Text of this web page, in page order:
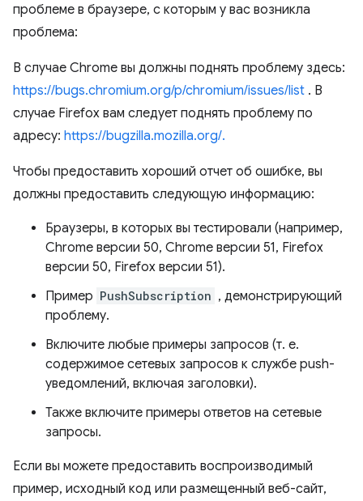
проблеме в браузере, с которым у вас возникла
проблема:
В случае Chrome вы должны поднять проблему здесь:
https://bugs.chromium.org/p/chromium/issues/list . В
случае Firefox вам следует поднять проблему по
адресу: https://bugzilla.mozilla.org/.
Чтобы предоставить хороший отчет об ошибке, вы
должны предоставить следующую информацию:
Браузеры, в которых вы тестировали (например,
Chrome версии 50, Chrome версии 51, Firefox
версии 50, Firefox версии 51).
Пример PushSubscription , демонстрирующий
проблему.
Включите любые примеры запросов (т. е.
содержимое сетевых запросов к службе push-
уведомлений, включая заголовки).
Также включите примеры ответов на сетевые
запросы.
Если вы можете предоставить воспроизводимый
пример, исходный код или размещенный веб-сайт,